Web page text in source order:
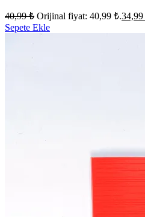
40,99₺ Orijinal fiyat: 40,99 ₺.34,99
Sepete Ekle